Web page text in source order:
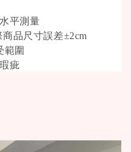
平測量
品尺寸誤差±2cm
範圍
疵